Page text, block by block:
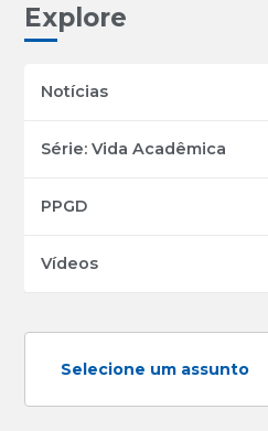
Explore
Notícias
Série: Vida Acadêmica
PPGD
Vídeos
Selecione um assunto